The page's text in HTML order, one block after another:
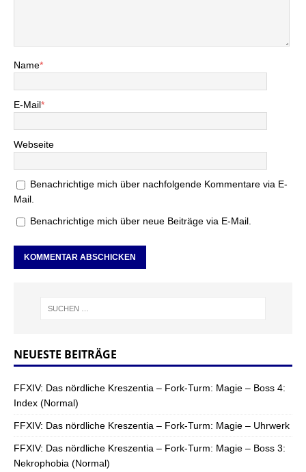
Name*
E-Mail*
Webseite
Benachrichtige mich über nachfolgende Kommentare via E-
Mail.
Benachrichtige mich über neue Beiträge via E-Mail.
NEUESTE BEITRÄGE
FFXIV: Das nördliche Kreszentia – Fork-Turm: Magie – Boss 4:
Index (Normal)
FFXIV: Das nördliche Kreszentia – Fork-Turm: Magie – Uhrwerk
FFXIV: Das nördliche Kreszentia – Fork-Turm: Magie – Boss 3:
Nekrophobia (Normal)